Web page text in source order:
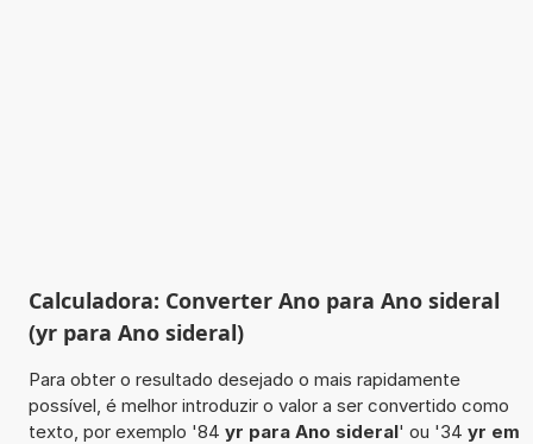
Calculadora: Converter Ano para Ano sideral
(yr para Ano sideral)
Para obter o resultado desejado o mais rapidamente
possível, é melhor introduzir o valor a ser convertido como
texto, por exemplo '84 yr para Ano sideral' ou '34 yr em